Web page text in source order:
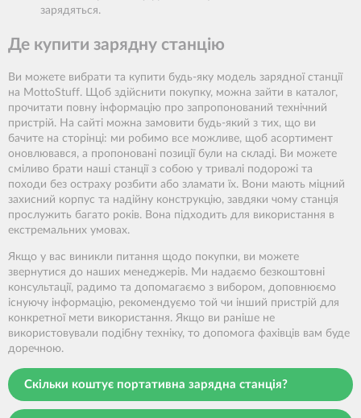
зарядяться.
Де купити зарядну станцію
Ви можете вибрати та купити будь-яку модель зарядної станції
на MottoStuff. Щоб здійснити покупку, можна зайти в каталог,
прочитати повну інформацію про запропонований технічний
пристрій. На сайті можна замовити будь-який з тих, що ви
бачите на сторінці: ми робимо все можливе, щоб асортимент
оновлювався, а пропоновані позиції були на складі. Ви можете
сміливо брати наші станції з собою у тривалі подорожі та
походи без остраху розбити або зламати їх. Вони мають міцний
захисний корпус та надійну конструкцію, завдяки чому станція
прослужить багато років. Вона підходить для використання в
екстремальних умовах.
Якщо у вас виникли питання щодо покупки, ви можете
звернутися до наших менеджерів. Ми надаємо безкоштовні
консультації, радимо та допомагаємо з вибором, доповнюємо
існуючу інформацію, рекомендуємо той чи інший пристрій для
конкретної мети використання. Якщо ви раніше не
використовували подібну техніку, то допомога фахівців вам буде
доречною.
Скільки коштує портативна зарядна станція?